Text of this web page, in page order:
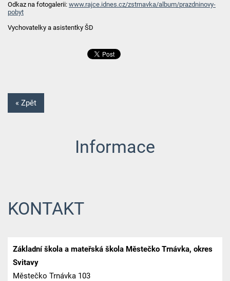
Odkaz na fotogalerii: www.rajce.idnes.cz/zstrnavka/album/prazdninovy-
pobyt
Vychovatelky a asistentky ŠD
« Zpět
Informace
KONTAKT
Základní škola a mateřská škola Městečko Trnávka, okres
Svitavy
Městečko Trnávka 103